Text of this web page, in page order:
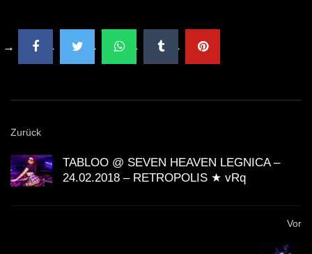
Zurück
TABLOO @ SEVEN HEAVEN LEGNICA –
24.02.2018 – RETROPOLIS ★ vRq
Vor